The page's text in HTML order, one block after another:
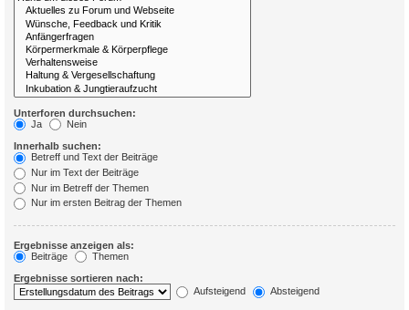
Unterforen durchsuchen:
Ja
Nein
Innerhalb suchen:
Betreff und Text der Beiträge
Nur im Text der Beiträge
Nur im Betreff der Themen
Nur im ersten Beitrag der Themen
Ergebnisse anzeigen als:
Beiträge
Themen
Ergebnisse sortieren nach:
Aufsteigend
Absteigend